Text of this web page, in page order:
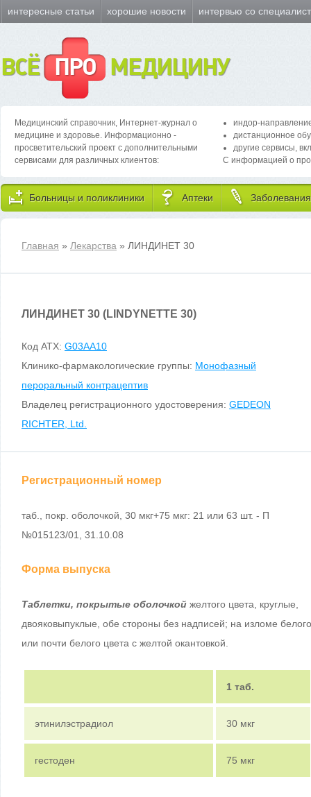
интересные статьи хорошие новости интервью со
ВСЁ ПРО МЕДИЦИНУ
Медицинский справочник, Интернет-журнал о
медицине и здоровье. Информационно -
просветительский проект с дополнительными
сервисами для различных клиентов:
индор-
дистанционное
другие сервисы,
С информацией о
Больницы и поликлиники Аптеки Заболевания
Главная » Лекарства » ЛИНДИНЕТ 30
ЛИНДИНЕТ 30 (LINDYNETTE 30)
Код ATX: G03AA10
Клинико-фармакологические группы: Монофазный
пероральный контрацептив
Владелец регистрационного удостоверения: GEDEON
RICHTER, Ltd.
Регистрационный номер
таб., покр. оболочкой, 30 мкг+75 мкг: 21 или 63 шт. - П
№015123/01, 31.10.08
Форма выпуска
Таблетки, покрытые оболочкой желтого цвета, круглые,
двояковыпуклые, обе стороны без надписей; на изломе белого
или почти белого цвета с желтой окантовкой.
1 таб.
этинилэстрадиол 30 мкг
гестоден 75 мкг